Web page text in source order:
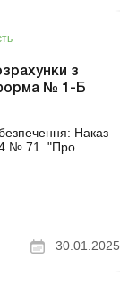
з
№ 1-Б
Наказ
№ 71 "Про
30.01.2025